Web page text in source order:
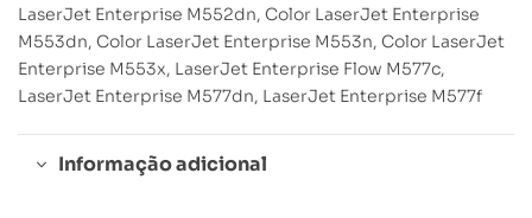
LaserJet Enterprise M552dn, Color LaserJet Enterprise
M553dn, Color LaserJet Enterprise M553n, Color LaserJet
Enterprise M553x, LaserJet Enterprise Flow M577c,
LaserJet Enterprise M577dn, LaserJet Enterprise M577f
Informação adicional